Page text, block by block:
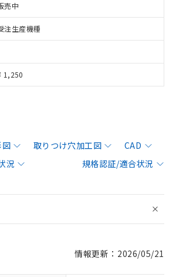
売中
注生産機種
1,250
図 取りつけ穴加工図
CAD
況
規格認証/適合状況
情報更新：2026/05/21